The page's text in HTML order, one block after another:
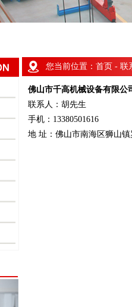
您当前位置： 首页- 联
佛山市千高机械设备有限公
联系人：胡先生
手机：13380501616
地 址：佛山市南海区狮山